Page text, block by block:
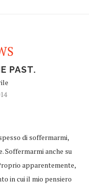
PAST.
di soffermarmi,
Soffermarmi anche su
apparentemente,
in cui il mio pensiero